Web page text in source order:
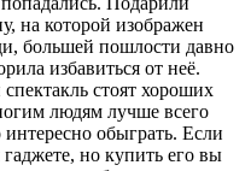
на которой изображен
большей пошлости давно
избавиться от неё.
стоят хороших
людям лучше всего
обыграть. Если
но купить его вы